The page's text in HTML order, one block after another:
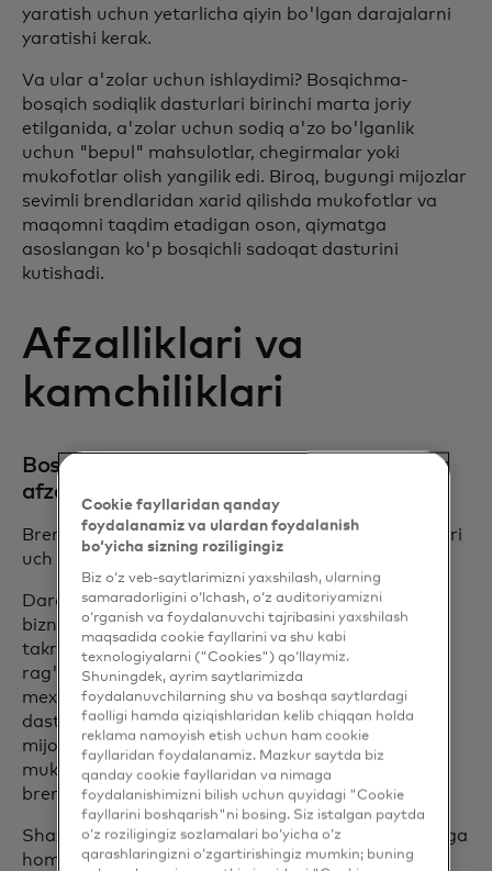
yaratish uchun yetarlicha qiyin bo'lgan darajalarni
yaratishi kerak.
Va ular a'zolar uchun ishlaydimi? Bosqichma-
bosqich sodiqlik dasturlari birinchi marta joriy
etilganida, a'zolar uchun sodiq a'zo bo'lganlik
uchun "bepul" mahsulotlar, chegirmalar yoki
mukofotlar olish yangilik edi. Biroq, bugungi mijozlar
sevimli brendlaridan xarid qilishda mukofotlar va
maqomni taqdim etadigan oson, qiymatga
asoslangan ko'p bosqichli sadoqat dasturini
kutishadi.
Afzalliklari va
kamchiliklari
Bosqichma-bosqich sodiqlik dasturlarining
afzalliklari nimada?
Brendlarga sodiqlik dasturlarining asosiy afzalliklari
uch xil.
Daromadni oshirish: Tiers kabi dastur mexanikasi
biznesga daromad maqsadlariga erishish uchun
takroriy xaridlarni va yuqori xarajatlarni
rag'batlantirishga yordam beradi. Samarali
mexanikaga ega yaxshi ishlab chiqilgan sodiqlik
dasturlari nafaqat biznesga foyda keltiradi, balki
mijozlarga tranzaksiyalari uchun ishonchli
mukofotlar taqdim etish orqali uzoq muddatli
brendga sodiqlikni ham rivojlantiradi.
Shaxsiylashtirilgan mijozlar tajribasi: Tiers a'zolarga
homiyliklari uchun minnatdorchilik bildirish va
Cookie fayllaridan qanday
foydalanamiz va ulardan foydalanish
bo‘yicha sizning roziligingiz
Biz o‘z veb-saytlarimizni yaxshilash, ularning
samaradorligini o‘lchash, o‘z auditoriyamizni
o‘rganish va foydalanuvchi tajribasini yaxshilash
maqsadida cookie fayllarini va shu kabi
texnologiyalarni ("Cookies") qo‘llaymiz.
Shuningdek, ayrim saytlarimizda
foydalanuvchilarning shu va boshqa saytlardagi
faolligi hamda qiziqishlaridan kelib chiqqan holda
reklama namoyish etish uchun ham cookie
fayllaridan foydalanamiz. Mazkur saytda biz
qanday cookie fayllaridan va nimaga
foydalanishimizni bilish uchun quyidagi "Cookie
fayllarini boshqarish"ni bosing. Siz istalgan paytda
o‘z roziligingiz sozlamalari bo‘yicha o‘z
qarashlaringizni o‘zgartirishingiz mumkin; buning